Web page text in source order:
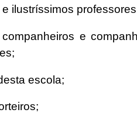
ilustríssimos
e
escola;